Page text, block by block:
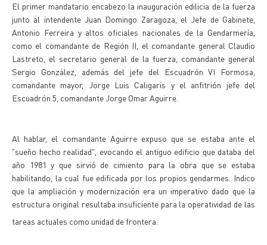
El primer mandatario encabezo la inauguración edilicia de la fuerza
junto al intendente Juan Domingo Zaragoza, el Jefe de Gabinete,
Antonio Ferreira y altos oficiales nacionales de la Gendarmería,
como el comandante de Región II, el comandante general Claudio
Lastreto, el secretario general de la fuerza, comandante general
Sergio González, además del jefe del Escuadrón VI Formosa,
comandante mayor, Jorge Luis Caligaris y el anfitrión jefe del
Escuadrón 5, comandante Jorge Omar Aguirre.
Al hablar, el comandante Aguirre expuso que se estaba ante el
"sueño hecho realidad", evocando el antiguo edificio que databa del
año 1981 y que sirvió de cimiento para la obra que se estaba
habilitando, la cual fue edificada por los propios gendarmes. Indico
que la ampliación y modernización era un imperativo dado que la
estructura original resultaba insuficiente para la operatividad de las
tareas actuales como unidad de frontera.